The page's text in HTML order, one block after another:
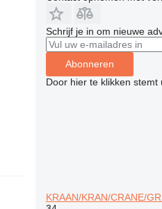
Schrijf je in om nieuwe
Abonneren
Door hier te klikken stemt
KRAAN/KRAN/CRANE/